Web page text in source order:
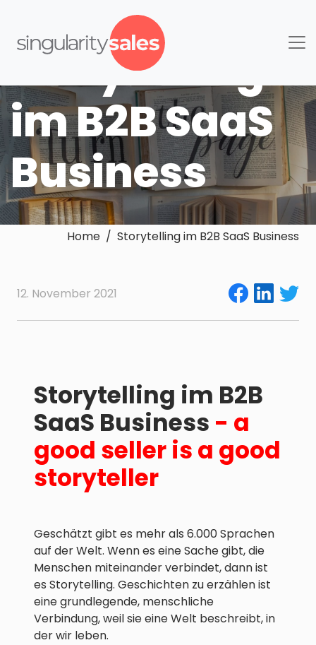
Storytelling
im B2B SaaS
Business
Home / Storytelling im B2B SaaS Business
12. November 2021
Storytelling im B2B
SaaS Business - a
good seller is a good
storyteller
Geschätzt gibt es mehr als 6.000 Sprachen
auf der Welt. Wenn es eine Sache gibt, die
Menschen miteinander verbindet, dann ist
es Storytelling. Geschichten zu erzählen ist
eine grundlegende, menschliche
Verbindung, weil sie eine Welt beschreibt, in
der wir leben.